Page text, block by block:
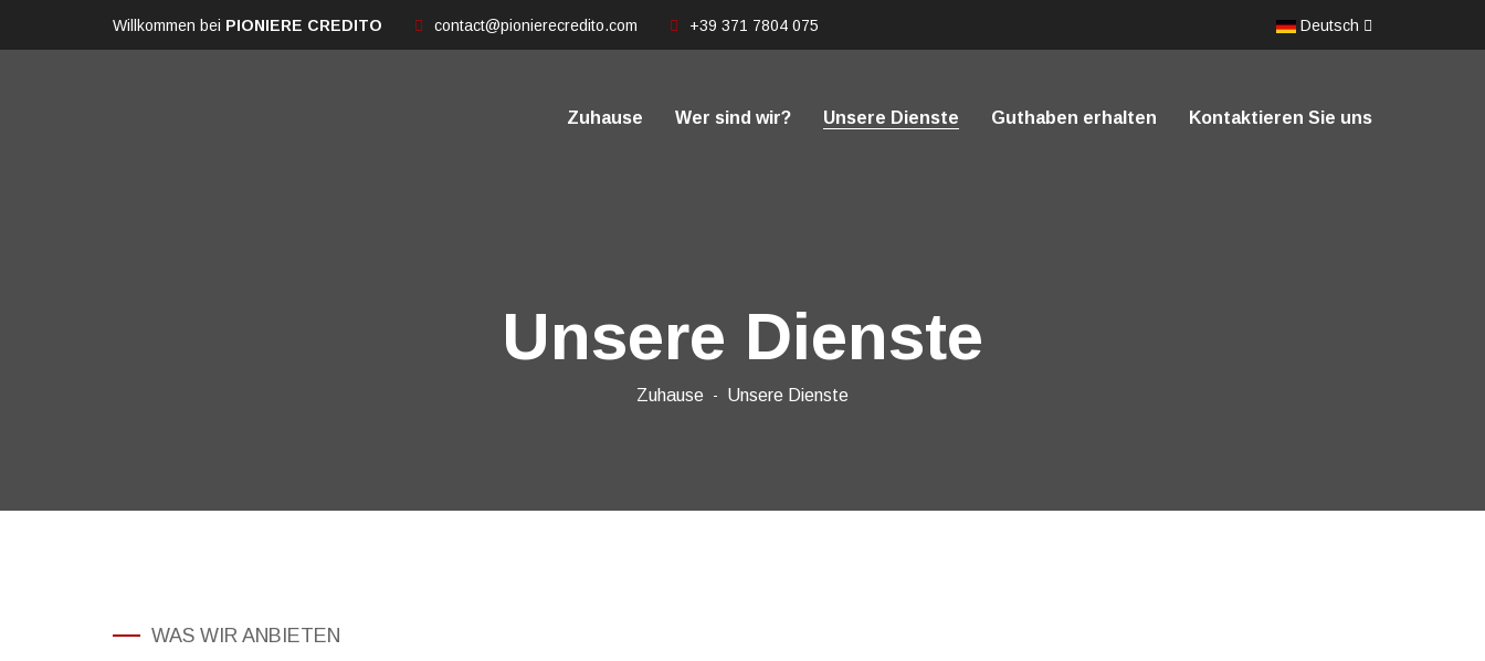
Willkommen bei PIONIERE CREDITO contact@pionierecredito.com +39 371 7804 075 Deutsch
Zuhause Wer sind wir? Unsere Dienste Guthaben erhalten Kontaktieren Sie uns
Unsere Dienste
Zuhause Unsere Dienste
WAS WIR ANBIETEN